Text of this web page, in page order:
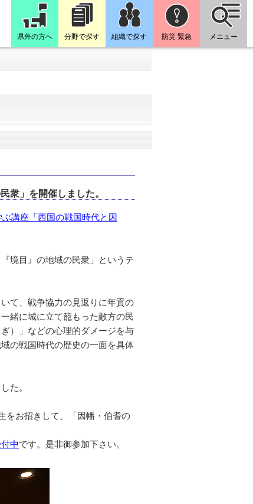
県外の方へ 分野で探す 組織で探す 防災 緊急 メニュー
衆」を開催しました。
講座「西国の戦国時代と因
境目』の地域の民衆」というテ
て、戦争協力の見返りに年貢の
緒に城に立て籠もった敵方の民
）」などの心理的ダメージを与
の戦国時代の歴史の一面を具体
た。
をお招きして、「因幡・伯耆の
中です。是非御参加下さい。